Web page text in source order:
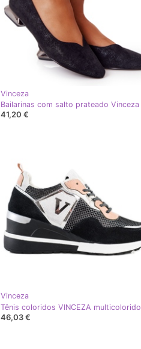
Vinceza
41,20 €
Vinceza
Tênis coloridos VINCEZA multicolorido
46,03 €